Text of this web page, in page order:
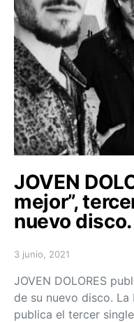
JOVEN
mejor”,
nuevo disco.
Posted on
3 junio, 2021
JOVEN DOLORES
de su nuevo disco.
publica el tercer